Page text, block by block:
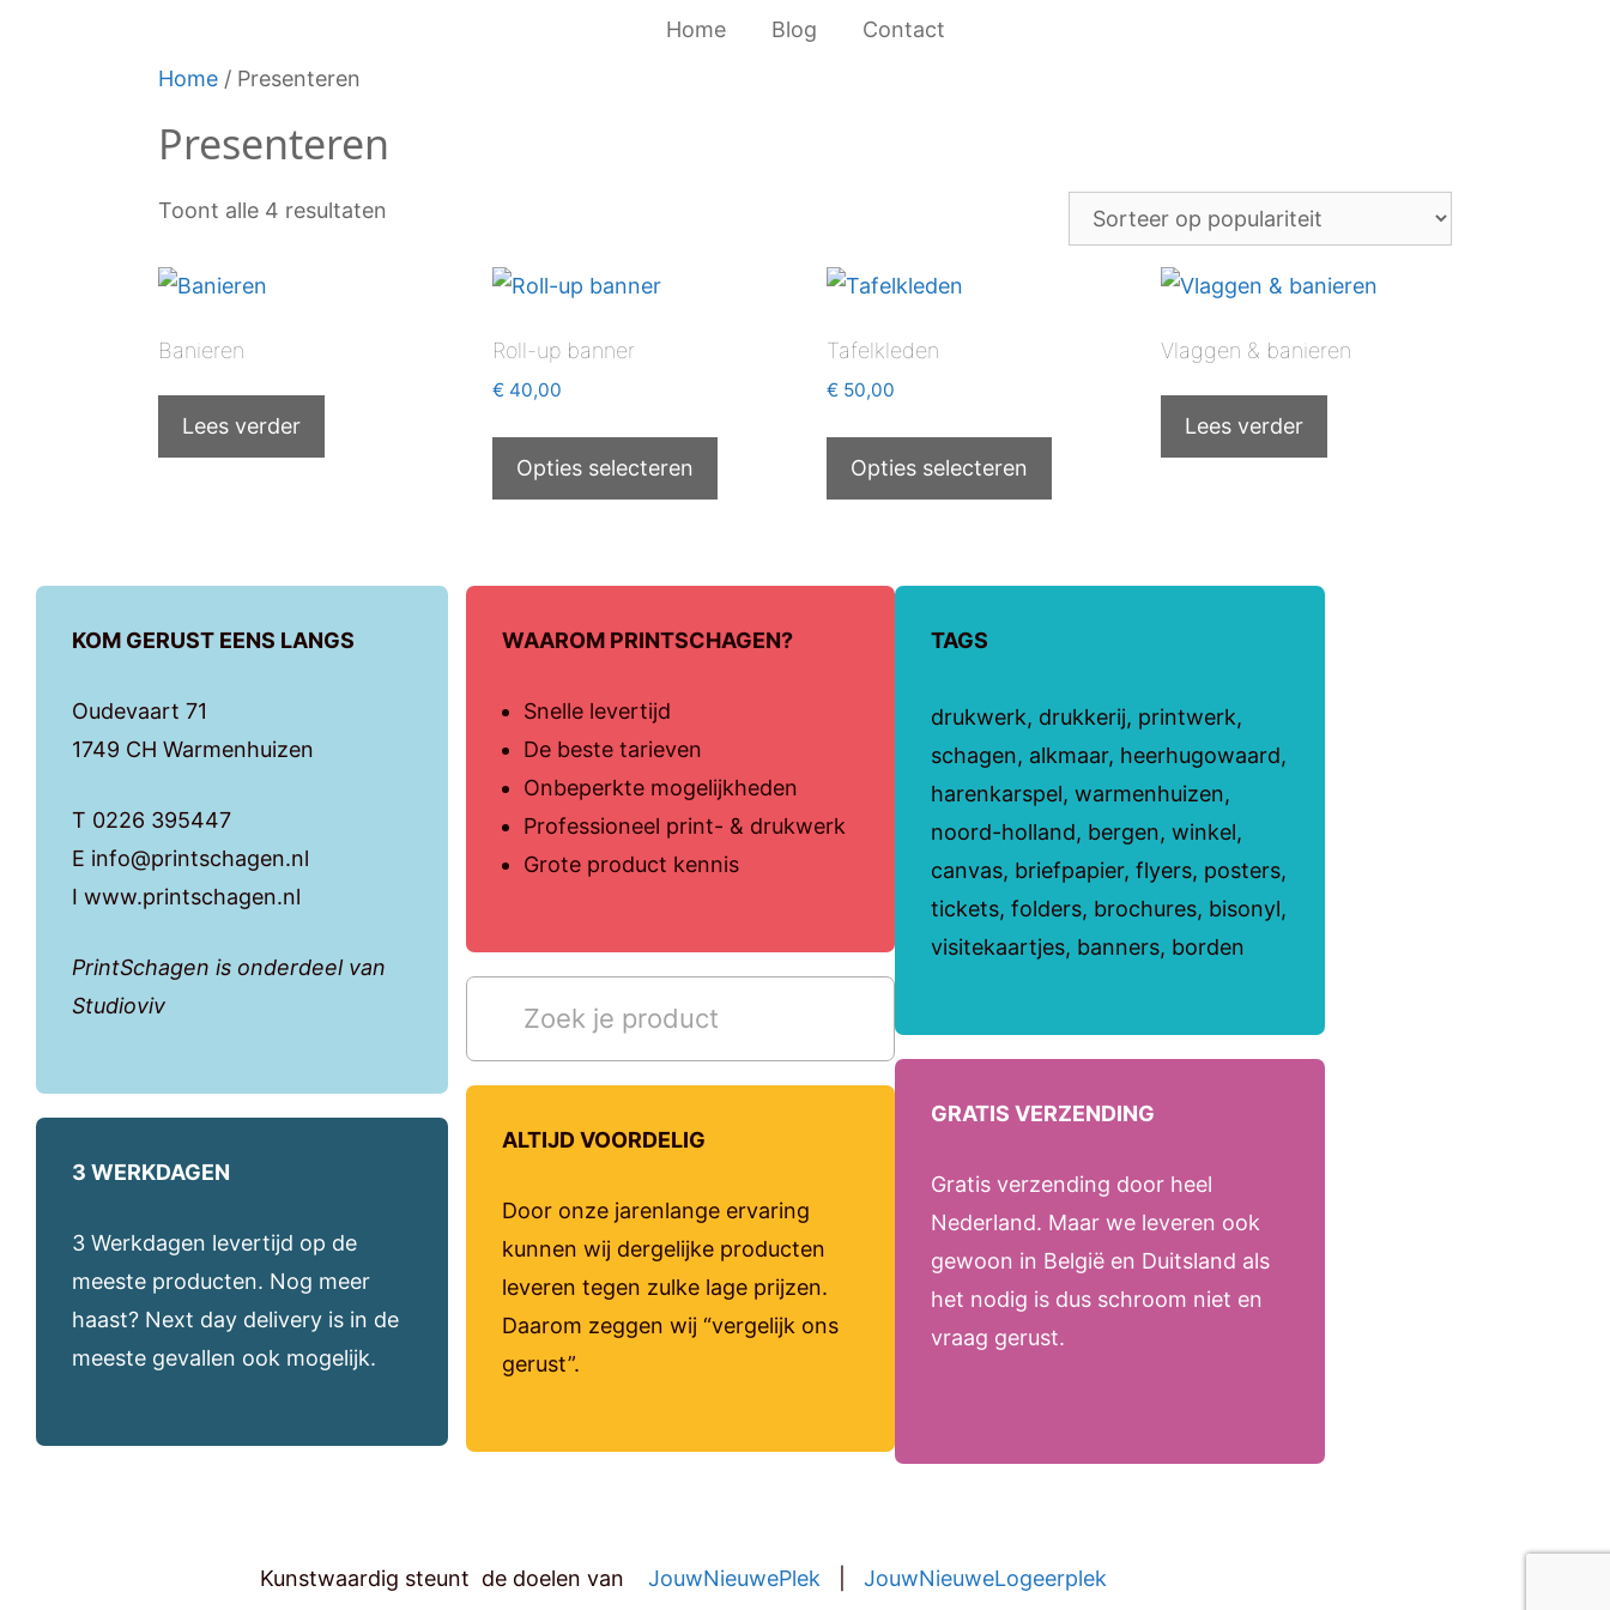
Home Blog
Contact
Home / Presenteren
Presenteren
Toont alle 4 resultaten
Banieren
Lees verder
Roll-up banner
€ 40,00
Opties selecteren
Tafelkleden
€ 50,00
Opties selecteren
Vlaggen & banieren
Lees verder
KOM GERUST EENS LANGS
Oudevaart 71
1749 CH Warmenhuizen
T 0226 395447
E info@printschagen.nl
I www.printschagen.nl
PrintSchagen is onderdeel van
Studioviv
3 WERKDAGEN
3 Werkdagen levertijd op de
meeste producten. Nog meer
haast? Next day delivery is in de
meeste gevallen ook mogelijk.
WAAROM PRINTSCHAGEN?
Snelle levertijd
De beste tarieven
Onbeperkte mogelijkheden
Professioneel print- & drukwerk
Grote product kennis
ALTIJD VOORDELIG
Door onze jarenlange ervaring
kunnen wij dergelijke producten
leveren tegen zulke lage prijzen.
Daarom zeggen wij “vergelijk ons
gerust”.
TAGS
drukwerk, drukkerij, printwerk,
schagen, alkmaar, heerhugowaard,
harenkarspel, warmenhuizen,
noord-holland, bergen, winkel,
canvas, briefpapier, flyers, posters,
tickets, folders, brochures, bisonyl,
visitekaartjes, banners, borden
GRATIS VERZENDING
Gratis verzending door heel
Nederland. Maar we leveren ook
gewoon in België en Duitsland als
het nodig is dus schroom niet en
vraag gerust.
Kunstwaardig steunt de doelen van JouwNieuwePlek JouwNieuweLogeerplek